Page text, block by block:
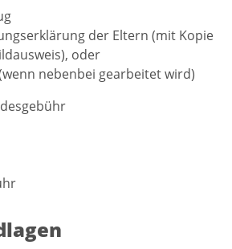
der Eltern (mit Kopie
oder
nebenbei gearbeitet wird)